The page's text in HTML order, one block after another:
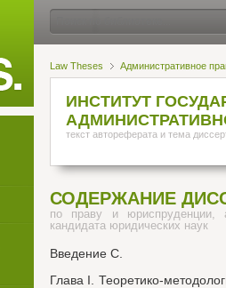
Law Theses Административное
ИНСТИТУТ
текст автореферата и тема
СОДЕРЖАНИЕ
по праву и юриспруденции,
кандидата юридических наук
Введение С.
Глава I. Теоретико-